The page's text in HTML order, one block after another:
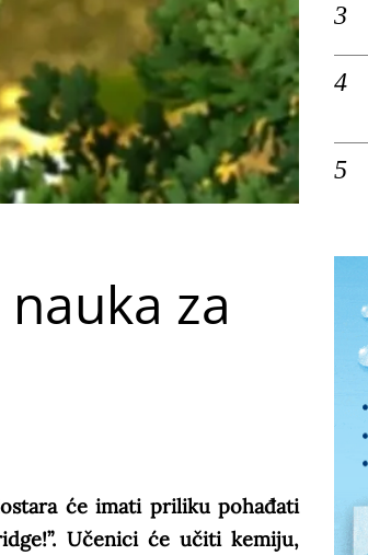
za
će imati priliku pohađati
Učenici će učiti kemiju,